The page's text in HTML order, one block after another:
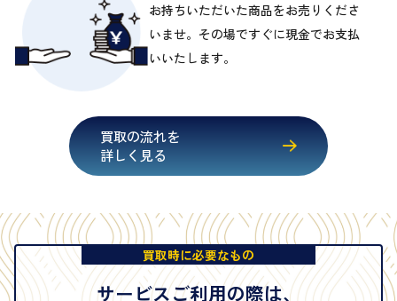
お持ちいただいた商品をお売りくださ
いませ。その場ですぐに現金でお支払
いいたします。
買取の流れを
詳しく見る
買取時に必要なもの
サービスご利用の際は、